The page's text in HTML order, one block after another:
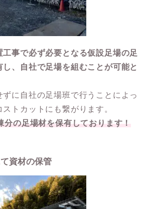
工事で必ず必要となる仮設足場の足
、自社で足場を組むことが可能と
ずに自社の足場班で行うことによっ
トカットにも繋がります。
分の足場材を保有しております！
資材の保管